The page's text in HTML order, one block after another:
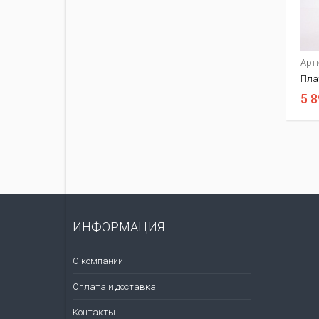
5
ИНФОРМАЦИЯ
О компании
Оплата и доставка
Контакты